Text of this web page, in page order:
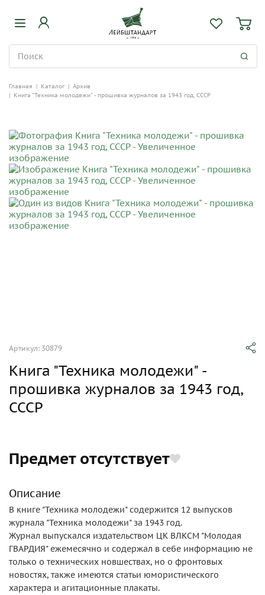
Главная | Каталог | Архив
| Книга "Техника молодежи" - прошивка журналов за 1943 год, СССР
Артикул: 30879
Книга "Техника молодежи" -
прошивка журналов за 1943 год,
СССР
Предмет отсутствует
Описание
В книге "Техника молодежи" содержится 12 выпусков
журнала "Техника молодежи" за 1943 год.
Журнал выпускался издательством ЦК ВЛКСМ "Молодая
ГВАРДИЯ" ежемесячно и содержал в себе информацию не
только о технических новшествах, но о фронтовых
новостях, также имеются статьи юмористического
характера и агитационные плакаты.